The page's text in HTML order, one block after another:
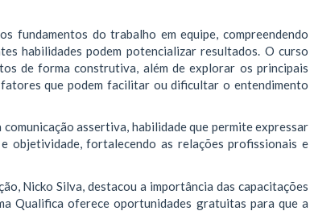
fundamentos do trabalho em equipe, compreendendo
habilidades podem potencializar resultados. O curso
de forma construtiva, além de explorar os principais
que podem facilitar ou dificultar o entendimento
assertiva, habilidade que permite expressar
objetividade, fortalecendo as relações profissionais e
Nicko Silva, destacou a importância das capacitações
Qualifica oferece oportunidades gratuitas para que a